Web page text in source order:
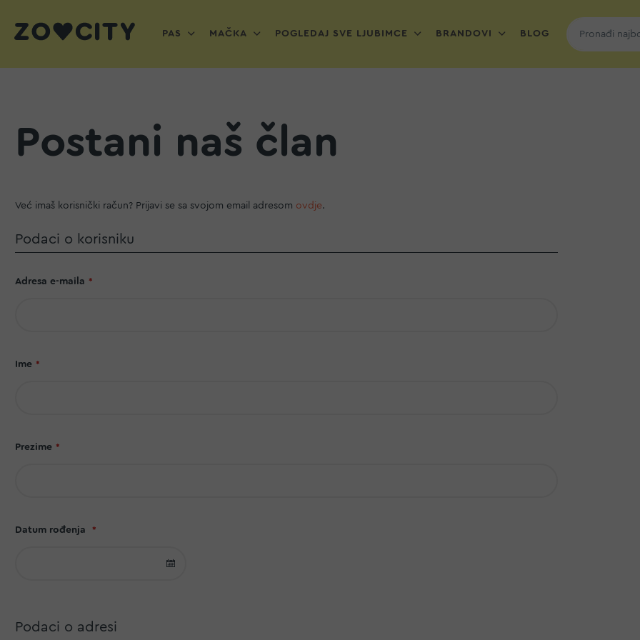
PAS MAČKA POGLEDAJ SVE LJUBIMCE BRANDOVI BLOG
Postani naš član
Već imaš korisnički račun? Prijavi se sa svojom email adresom ovdje.
Podaci o korisniku
Adresa e-maila
Ime
Prezime
Datum rođenja
Podaci o adresi